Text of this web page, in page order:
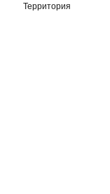
Территория